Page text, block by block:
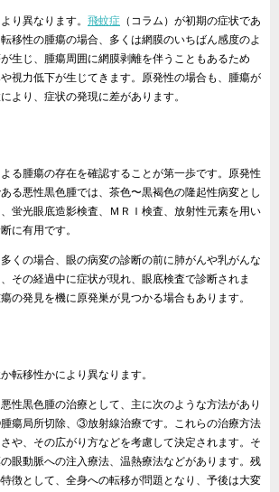
り異なります。 飛蚊症 （コラム）が初期の症状であ
移性の腫瘍の場合、多くは網膜のいちばん感度のよ
生じ、腫瘍周囲に網膜剥離を伴うこともあるため
視力低下が生じてきます。原発性の場合も、腫瘍が
より、症状の発現に差があります。
る腫瘍の存在を確認することが第一歩です。原発性
る悪性黒色腫では、茶色〜黒褐色の隆起性病変とし
蛍光眼底造影検査、ＭＲＩ検査、放射性元素を用い
に有用です。
くの場合、眼の病変の診断の前に肺がんや乳がんな
その経過中に症状が現れ、眼底検査で診断されま
の発見を機に原発巣が見つかる場合もあります。
転移性かにより異なります。
性黒色腫の治療として、主に次のような方法があり
瘍局所切除、③放射線治療です。これらの治療方法
や、その広がり方などを考慮して決定されます。そ
眼動脈への注入療法、温熱療法などがあります。残
徴として、全身への転移が問題となり、予後は大変